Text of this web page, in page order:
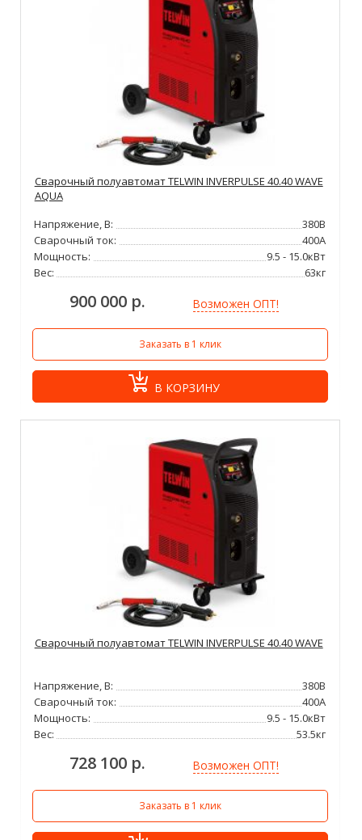
Сварочный полуавтомат TELWIN INVERPULSE 40.40 WAVE
AQUA
Напряжение, В:
380В
Сварочный ток:
400А
Мощность:
9.5 - 15.0кВт
Вес:
63кг
900 000 р. Возможен ОПТ!
Заказать в 1 клик
В КОРЗИНУ
Сварочный полуавтомат TELWIN INVERPULSE 40.40 WAVE
Напряжение, В:
380В
Сварочный ток:
400А
Мощность:
9.5 - 15.0кВт
Вес:
53.5кг
728 100 р. Возможен ОПТ!
Заказать в 1 клик